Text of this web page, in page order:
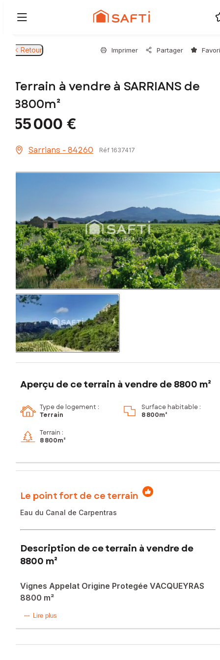
Retour Imprimer Partager
Terrain à vendre à SARRIANS de
8800m²
55 000 €
Sarrians - 84260 Réf 1637417
Aperçu de ce terrain à vendre de 8800 m²
Type de logement :
Terrain
Surface habitable :
8 800m²
Terrain :
8 800m²
Le point fort de ce terrain
Eau du Canal de Carpentras
Description de ce terrain à vendre de
8800 m²
Vignes Appelat Origine Protegée VACQUEYRAS
8800 m²
En AOC VACQUEYRAS
avec station de pompage
Lire plus